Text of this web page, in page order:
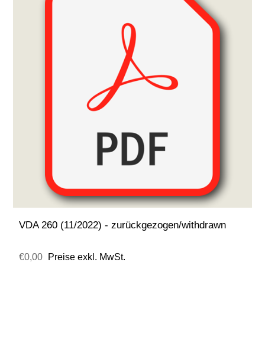
VDA 260 (11/2022) - zurückgezogen/withdrawn
€0,00 Preise exkl. MwSt.